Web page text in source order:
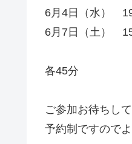
6月4日（水）
6月7日（土）
各45分
ご参加お待ちして
予約制ですので